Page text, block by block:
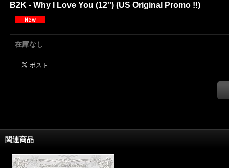
B2K - Why I Love You (12'') (US Original Promo !!)
在庫なし
関連商品